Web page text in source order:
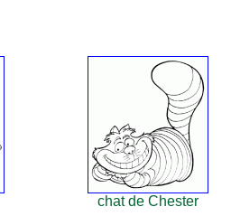
chat de Chester